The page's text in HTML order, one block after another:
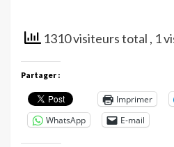
1310 visiteurs total , 1
Partager :
Imprimer
WhatsApp
E-mail